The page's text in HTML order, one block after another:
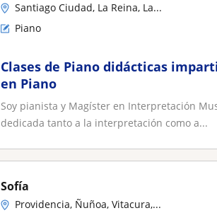
Santiago Ciudad, La Reina, La...
Piano
Clases de Piano didácticas
en Piano
Soy pianista y Magíster en Interpretación
dedicada tanto a la interpretación como a...
Sofía
Providencia, Ñuñoa, Vitacura,...